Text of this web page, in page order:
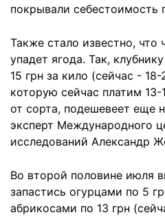
покрывали себестоимость
Также стало известно, что
упадет ягода. Так,
15 грн за кило (сейчас -
которую сейчас платим 13-
от сорта, подешевеет еще
эксперт Международного
исследований Александр
Во второй половине июля
запастись огурцами по 5
абрикосами по 13 грн